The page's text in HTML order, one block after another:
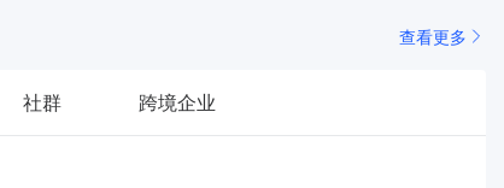
查看更多
社群 跨境企业